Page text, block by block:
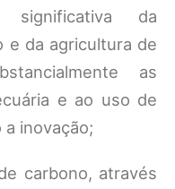
significativa da
e da agricultura de
as
e ao uso de
inovação;
carbono, através